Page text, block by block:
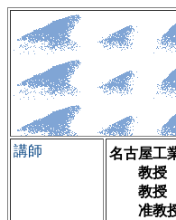
講師
名古屋工
教授
教授
准教